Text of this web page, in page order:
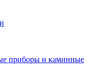
приборы и каминные